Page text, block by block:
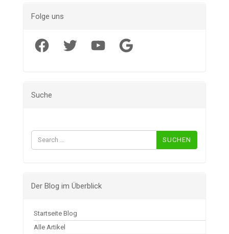
Folge uns
Facebook Twitter YouTube Google
Suche
Suchen
nach:
Der Blog im Überblick
Startseite Blog
Alle Artikel